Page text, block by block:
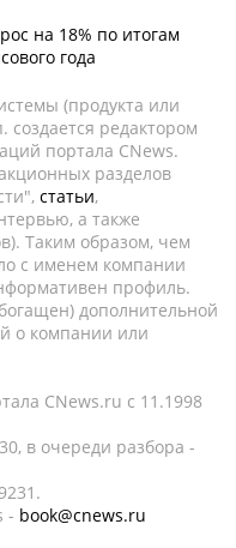
на 18% по итогам
года
(продукта или
создается редактором
портала CNews.
разделов
статьи,
а также
Таким образом, чем
с именем компании
профиль.
дополнительной
о компании или
CNews.ru c 11.1998
в очереди разбора -
- book@cnews.ru